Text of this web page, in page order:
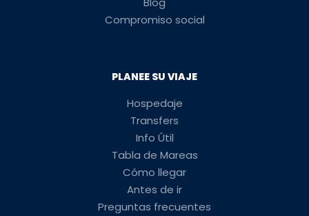
Compromiso social
PLANEE SU VIAJE
Hospedaje
Transfers
Info Útil
Tabla de Mareas
Cómo llegar
Antes de ir
Preguntas frecuentes